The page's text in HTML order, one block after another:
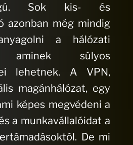
Sok kis- és
azonban még mindig
a hálózati
aminek súlyos
lehetnek. A VPN,
magánhálózat, egy
képes megvédeni a
a munkavállalóidat a
De mi